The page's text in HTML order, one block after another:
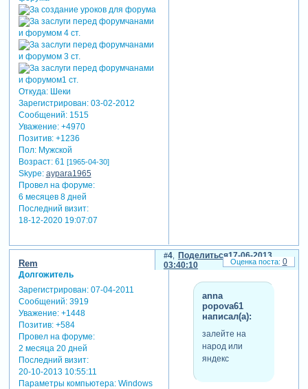
Откуда:Шеки
Зарегистрирован: 03-02-2012
Сообщений:1515
Уважение: +4970
Позитив: +1236
Пол:Мужской
Возраст:61 [1965-04-30]
Skype: aypara1965
Провел на форуме:
6 месяцев 8 дней
Последний визит:
18-12-2020 19:07:07
Поделиться
4
17-06-2013
03:40:10
Rem
Долгожитель
Зарегистрирован: 07-04-2011
Сообщений:3919
Уважение: +1448
Позитив: +584
Провел на форуме:
2 месяца 20 дней
Последний визит:
20-10-2013 10:55:11
Параметры компьютера:Windows
anna
popova61
написал(а):
залейте на
народ или
яндекс
0